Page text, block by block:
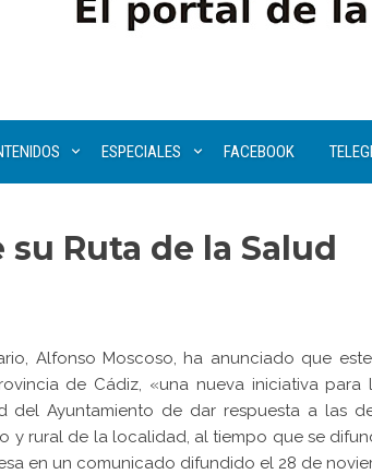
ESPECIALES FACEBOOK
Ruta de la Salud
Alfonso Moscoso, ha anunciado que
de Cádiz, «una nueva iniciativa para
del Ayuntamiento de dar respuesta a las
y rural de la localidad, al tiempo que se
en un comunicado difundido el 28 de